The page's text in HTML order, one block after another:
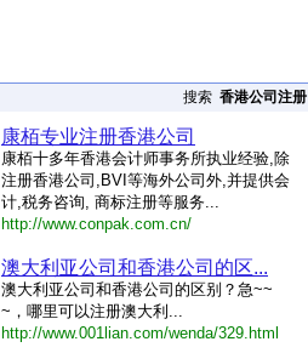
搜索 香港公司注册
康栢专业注册香港公司
康栢十多年香港会计师事务所执业经验,除
注册香港公司,BVI等海外公司外,并提供会
计,税务咨询, 商标注册等服务...
http://www.conpak.com.cn/
澳大利亚公司和香港公司的区...
澳大利亚公司和香港公司的区别？急~~
~，哪里可以注册澳大利...
http://www.001lian.com/wenda/329.html